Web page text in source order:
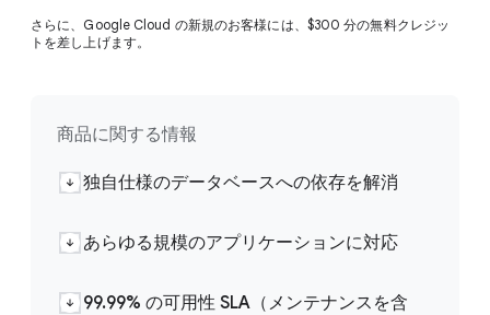
さらに、Google Cloud の新規のお客様には、$300 分の無料クレジッ
トを差し上げます。
商品に関する情報
独自仕様のデータベースへの依存を解消
あらゆる規模のアプリケーションに対応
99.99% の可用性 SLA（メンテナンスを含